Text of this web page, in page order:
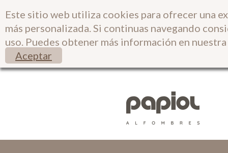
Este sitio web utiliza cookies para ofrecer una
más personalizada. Si continuas navegando
uso. Puedes obtener más información en nuestra
Aceptar